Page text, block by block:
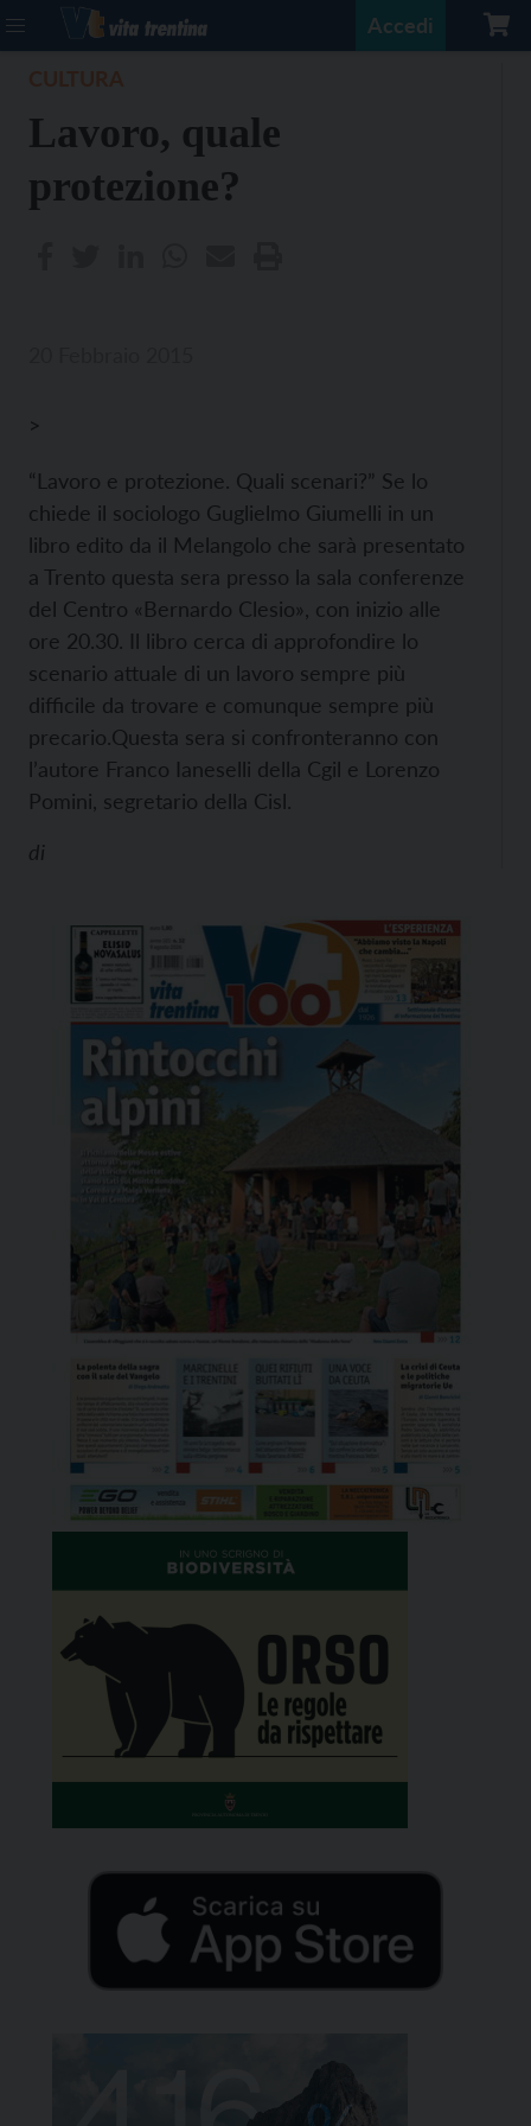
Accedi
Lavoro, quale
protezione?
>
“Lavoro e protezione. Quali scenari?” Se lo
chiede il sociologo Guglielmo Giumelli in un
libro edito da il Melangolo che sarà presentato
a Trento questa sera presso la sala conferenze
del Centro «Bernardo Clesio», con inizio alle
ore 20.30. Il libro cerca di approfondire lo
scenario attuale di un lavoro sempre più
difficile da trovare e comunque sempre più
precario.Questa sera si confronteranno con
l’autore Franco Ianeselli della Cgil e Lorenzo
Pomini, segretario della Cisl.
di